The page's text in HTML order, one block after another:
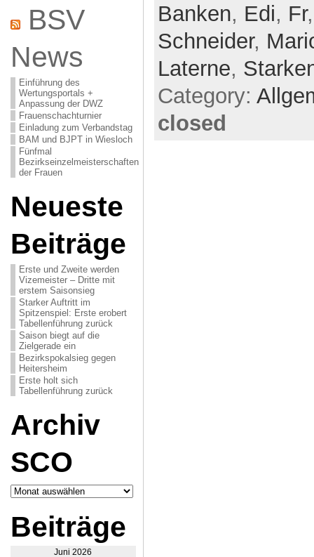
BSV
News
Einführung des
Wertungsportals +
Anpassung der DWZ
Frauenschachturnier
Einladung zum Verbandstag
BAM und BJPT in Wiesloch
Fünfmal
Bezirkseinzelmeisterschaften
der Frauen
Neueste
Beiträge
Erste und Zweite werden
Vizemeister – Dritte mit
erstem Saisonsieg
Starker Auftritt im
Spitzenspiel: Erste erobert
Tabellenführung zurück
Saison biegt auf die
Zielgerade ein
Bezirkspokalsieg gegen
Heitersheim
Erste holt sich
Tabellenführung zurück
Archiv
SCO
Archiv
SCO
Beiträge
Juni 2026
Banken, Edi, Fr
Schneider,
Laterne,
Category:
closed